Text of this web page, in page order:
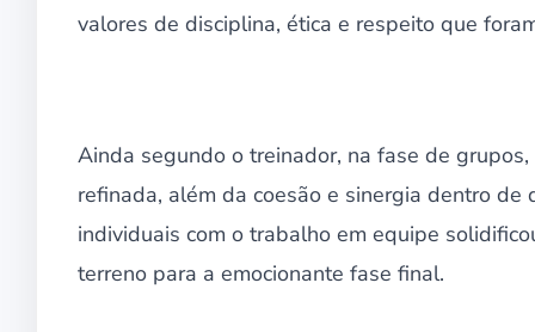
valores de disciplina, ética e respeito que
Ainda segundo o treinador, na fase de
refinada, além da coesão e sinergia dentro
individuais com o trabalho em equipe
terreno para a emocionante fase final.